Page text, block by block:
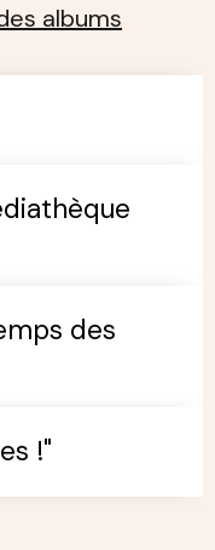
albums
des
!"